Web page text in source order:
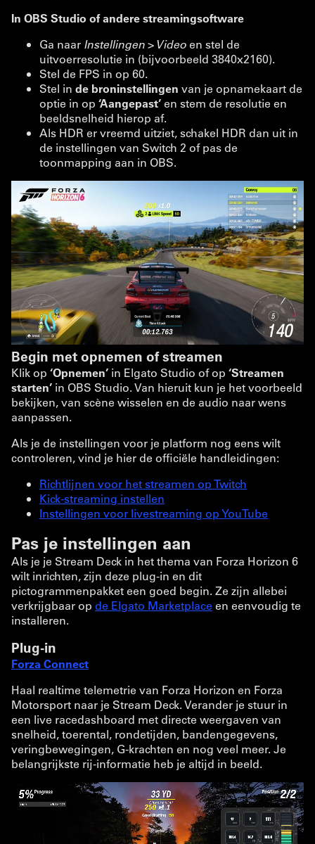
In OBS Studio of andere streamingsoftware
Ga naar Instellingen > Videoen stel de
uitvoerresolutie in (bijvoorbeeld 3840x2160).
Stel de FPS in op 60.
Stel in de broninstellingen van je opnamekaart de
optie in op ‘Aangepast’en stem de resolutie en
beeldsnelheid hierop af.
Als HDR er vreemd uitziet, schakel HDR dan uit in
de instellingen van Switch 2 of pas de
toonmapping aan in OBS.
Begin met opnemen of streamen
Klik op ‘Opnemen’ in Elgato Studio of op ‘Streamen
starten’ in OBS Studio. Van hieruit kun je het voorbeeld
bekijken, van scène wisselen en de audio naar wens
aanpassen.
Als je de instellingen voor je platform nog eens wilt
controleren, vind je hier de officiële handleidingen:
Richtlijnen voor het streamen op Twitch
Kick-streaming instellen
Instellingen voor livestreaming op YouTube
Pas je instellingen aan
Als je je Stream Deck in het thema van Forza Horizon 6
wilt inrichten, zijn deze plug-in en dit
pictogrammenpakket een goed begin. Ze zijn allebei
verkrijgbaar op de Elgato Marketplace en eenvoudig te
installeren.
Plug-in
Forza Connect
Haal realtime telemetrie van Forza Horizon en Forza
Motorsport naar je Stream Deck. Verander je stuur in
een live racedashboard met directe weergaven van
snelheid, toerental, rondetijden, bandengegevens,
veringbewegingen, G-krachten en nog veel meer. Je
belangrijkste rij-informatie heb je altijd in beeld.